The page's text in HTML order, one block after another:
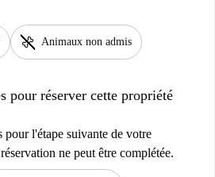
pet_supplies Animaux non admis
pour réserver cette propriété
pour l'étape suivante de votre
ne peut être complétée.